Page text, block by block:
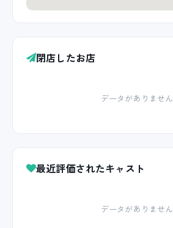
閉店したお店
データがありません
最近評価されたキャスト
データがありません